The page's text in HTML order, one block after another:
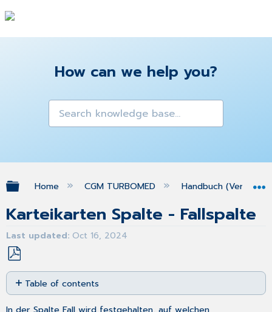
How can we help you?
Expand/collapse global hierarchy
Home CGM TURBOMED Handbuch (Version
Karteikarten Spalte - Fallspalte
Last updated Oct 16, 2024
Save
as
PDF
Table of contents
No
headers